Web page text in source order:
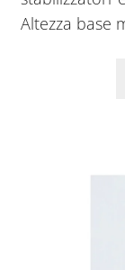
Altezza base